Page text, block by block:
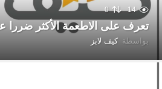
14
0
تعرف على الاطعمة الأكثر ضررا
بواسطة كيف لابز